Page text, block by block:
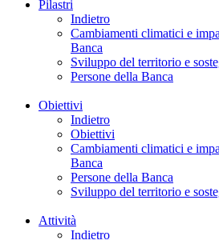
Pilastri
Indietro
Cambiamenti climatici e
Banca
Sviluppo del territorio e
Persone della Banca
Obiettivi
Indietro
Obiettivi
Cambiamenti climatici e
Banca
Persone della Banca
Sviluppo del territorio e
Attività
Indietro